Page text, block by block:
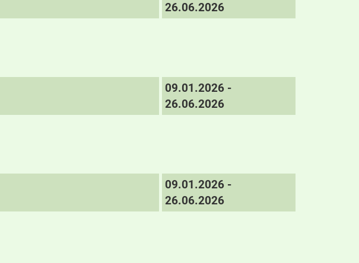
26.06.2026
09.01.2026 -
26.06.2026
09.01.2026 -
26.06.2026